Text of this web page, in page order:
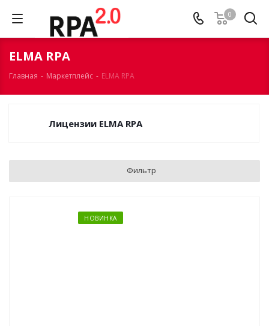
0
ELMA RPA
Главная - Маркетплейс - ELMA RPA
Лицензии ELMA RPA
Фильтр
НОВИНКА